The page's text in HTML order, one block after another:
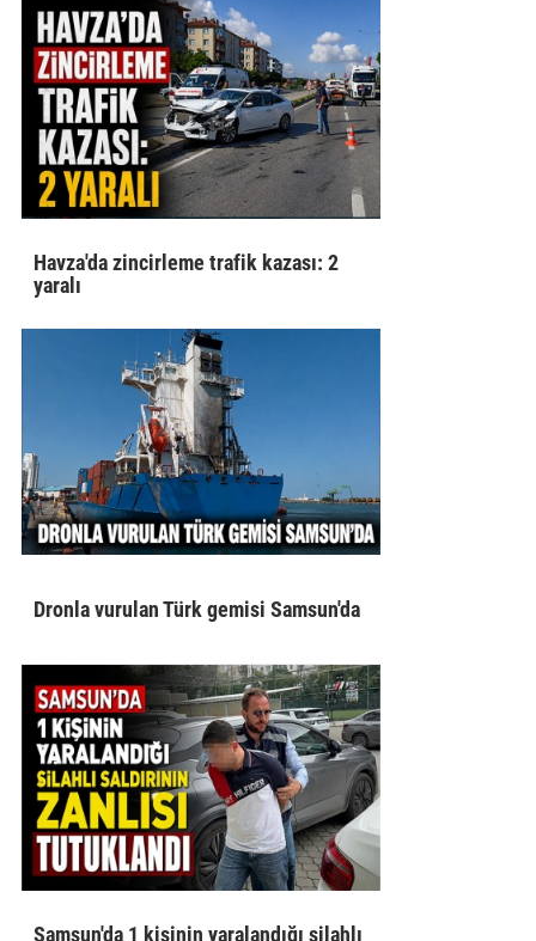
Havza'da zincirleme trafik kazası: 2
yaralı
Dronla vurulan Türk gemisi Samsun'da
Samsun'da 1 kişinin yaralandığı silahlı